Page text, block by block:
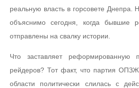
реальную власть в горсовете Днепра.
объяснимо сегодня, когда бывшие
отправлены на свалку истории.
Что заставляет реформированную
рейдеров? Тот факт, что партия
области политически слилась с